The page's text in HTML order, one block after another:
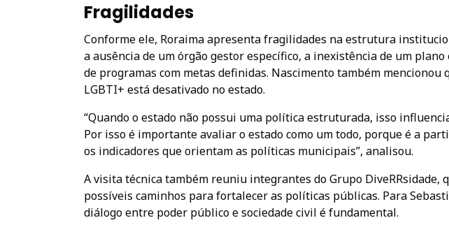
Fragilidades
Conforme ele, Roraima apresenta fragilidades na estrutura
a ausência de um órgão gestor específico, a inexistência de um
de programas com metas definidas. Nascimento também mencionou
LGBTI+ está desativado no estado.
“Quando o estado não possui uma política estruturada, isso
Por isso é importante avaliar o estado como um todo, porque é a
os indicadores que orientam as políticas municipais”, analisou.
A visita técnica também reuniu integrantes do Grupo DiveRRsidade,
possíveis caminhos para fortalecer as políticas públicas. Para
diálogo entre poder público e sociedade civil é fundamental.